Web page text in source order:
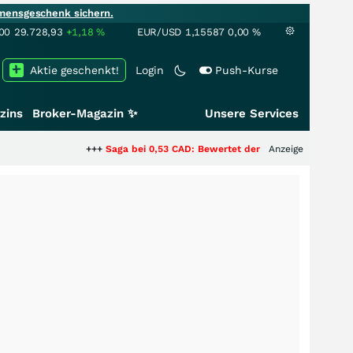
sichern.
29.728,93 +1,18% EUR/USD 1,15587 0,00 %
Login Push-Kurse
Aktie geschenkt!
Broker-Magazin ✨ Unsere Services
Saga bei 0,53 CAD: Bewertet der Markt noch immer nur die
Anzeige